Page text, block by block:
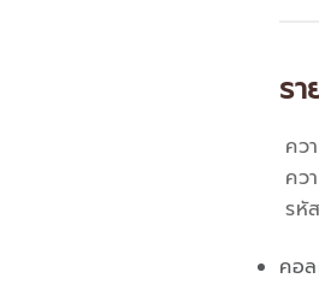
คอ
ร
คุณ
คว
คว
รหั